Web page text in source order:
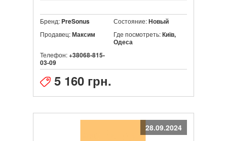
Бренд: PreSonus Состояние:Новый
Продавец:Максим Где посмотреть:Київ,
Одеса
Телефон:+38068-815-
03-09
5 160 грн.
28.09.2024